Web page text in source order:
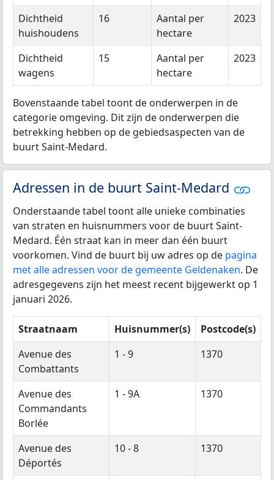
Dichtheid
huishoudens
16
Aantal per
hectare
2023
Dichtheid
wagens
15
Aantal per
hectare
2023
Bovenstaande tabel toont de onderwerpen in de
categorie omgeving. Dit zijn de onderwerpen die
betrekking hebben op de gebiedsaspecten van de
buurt Saint-Medard.
Adressen in de buurt Saint-Medard
Onderstaande tabel toont alle unieke combinaties
van straten en huisnummers voor de buurt Saint-
Medard. Één straat kan in meer dan één buurt
voorkomen. Vind de buurt bij uw adres op de pagina
met alle adressen voor de gemeente Geldenaken. De
adresgegevens zijn het meest recent bijgewerkt op 1
januari 2026.
Straatnaam Huisnummer(s)
Postcode(s)
Avenue des
Combattants
1 - 9 1370
Avenue des
Commandants
Borlée
1 - 9A 1370
Avenue des
Déportés
10 - 8 1370